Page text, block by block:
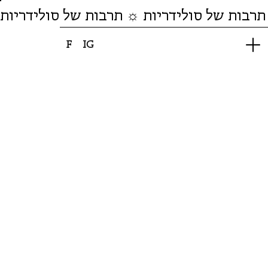
F IG
של סולידריות ☼ תרבות של סולידריות